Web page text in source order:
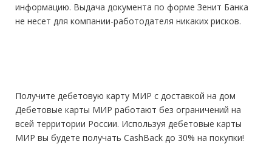
информацию. Выдача документа по форме Зенит Банка
не несет для компании-работодателя никаких рисков.
Получите дебетовую карту МИР с доставкой на дом
Дебетовые карты МИР работают без ограничений на
всей территории России. Используя дебетовые карты
МИР вы будете получать CashBack до 30% на покупки!